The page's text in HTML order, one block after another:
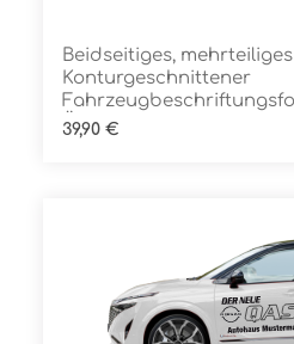
Beidseitiges,
Konturgeschnittener
ÜbertragungstapeDie
Regulärer Preis:
39,90 €